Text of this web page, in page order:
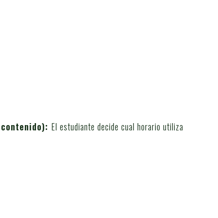
El estudiante decide cual horario utiliza